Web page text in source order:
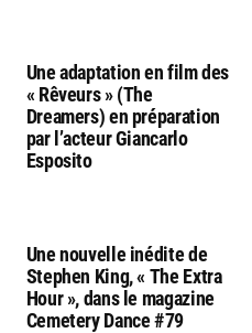
Une adaptation en film des
« Rêveurs » (The
Dreamers) en préparation
par l’acteur Giancarlo
Esposito
Une nouvelle inédite de
Stephen King, « The Extra
Hour », dans le magazine
Cemetery Dance #79